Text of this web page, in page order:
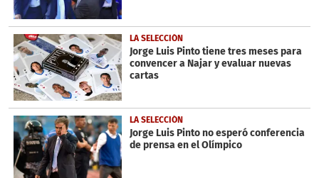
LA SELECCIÓN
Jorge Luis Pinto tiene tres meses para
convencer a Najar y evaluar nuevas
cartas
LA SELECCIÓN
Jorge Luis Pinto no esperó conferencia
de prensa en el Olímpico